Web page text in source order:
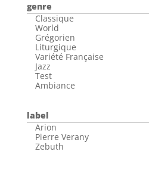
genre
Classique
World
Grégorien
Liturgique
Variété Française
Jazz
Test
Ambiance
label
Arion
Pierre Verany
Zebuth